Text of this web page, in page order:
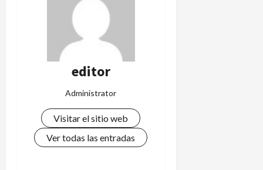
editor
Administrator
Visitar el sitio web
Ver todas las entradas